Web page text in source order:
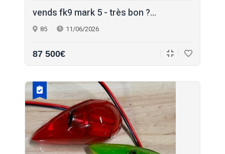
vends fk9 mark 5 - très bon ?...
85 11/06/2026
87 500€